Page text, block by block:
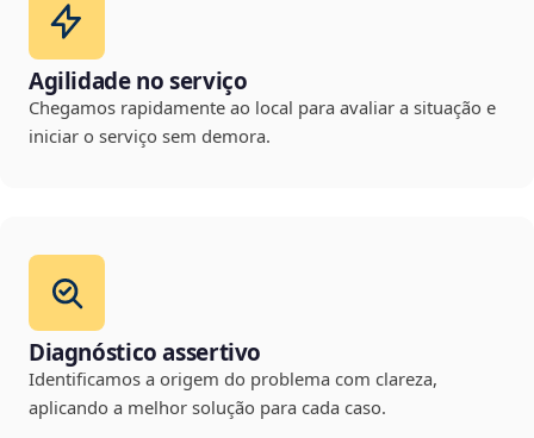
Agilidade no serviço
Chegamos rapidamente ao local para avaliar a situação e
iniciar o serviço sem demora.
Diagnóstico assertivo
Identificamos a origem do problema com clareza,
aplicando a melhor solução para cada caso.